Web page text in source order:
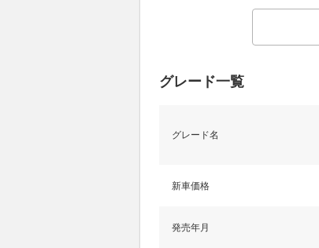
グレード一覧
グレード名
新車価格
発売年月